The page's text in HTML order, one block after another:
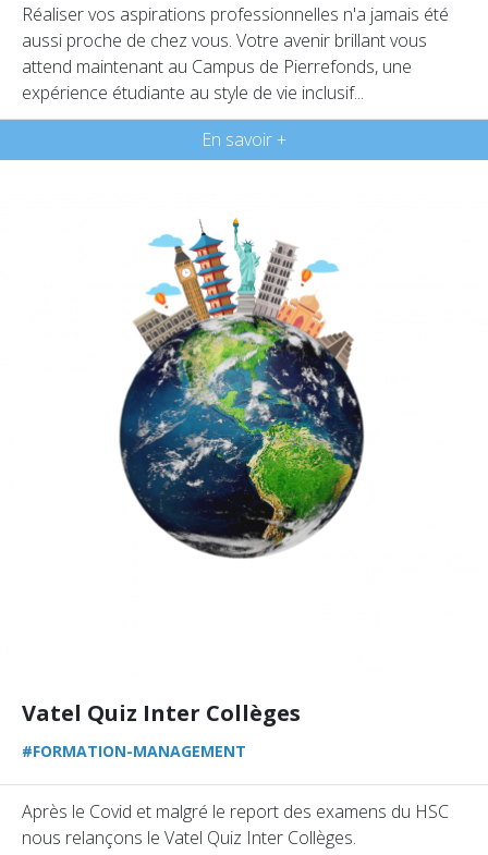
Réaliser vos aspirations professionnelles n'a jamais été
aussi proche de chez vous. Votre avenir brillant vous
attend maintenant au Campus de Pierrefonds, une
expérience étudiante au style de vie inclusif...
En savoir +
Vatel Quiz Inter Collèges
#FORMATION-MANAGEMENT
Après le Covid et malgré le report des examens du HSC
nous relançons le Vatel Quiz Inter Collèges.